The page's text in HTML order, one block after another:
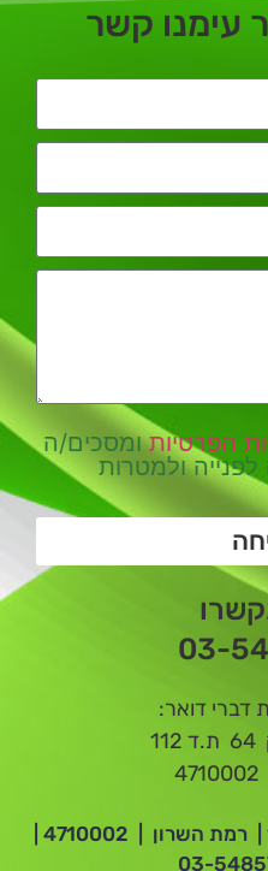
עימנו קשר
הפרטיותומסכים/ה
ולמטרות
03-
דברי דואר:
03-